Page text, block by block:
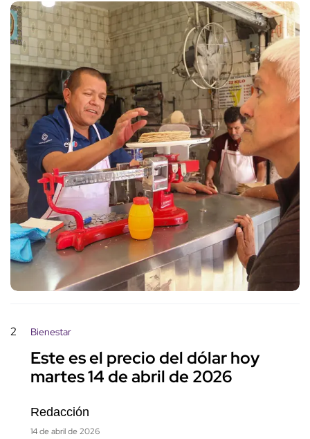
2 Bienestar
Este es el precio del dólar hoy
martes 14 de abril de 2026
Redacción
14 de abril de 2026